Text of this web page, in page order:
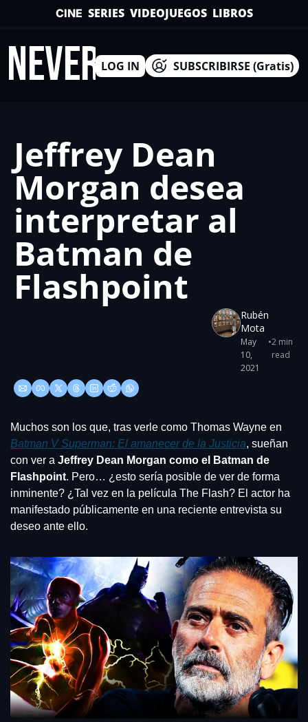
CINE SERIES VIDEOJUEGOS LIBROS
LOG IN SUBSCRIBIRSE (Gratis)
Jeffrey Dean
Morgan desea
interpretar al
Batman de
Flashpoint
Rubén
Mota
May
10,
2021
•2 min
read
Muchos son los que, tras verle como Thomas Wayne en
Batman V Superman: El amanecer de la Justicia, sueñan
con ver a Jeffrey Dean Morgan como el Batman de
Flashpoint. Pero… ¿esto sería posible de ver de forma
inminente? ¿Tal vez en la película The Flash? El actor ha
manifestado públicamente en una reciente entrevista su
deseo ante ello.